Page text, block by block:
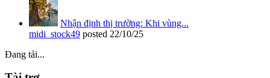
Nhận định thị trường: Khi vùng...
midi_stock49 posted 22/10/25
Đang tải...